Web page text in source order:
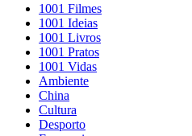
1001 Filmes
1001 Ideias
1001 Livros
1001 Pratos
1001 Vidas
Ambiente
China
Cultura
Desporto